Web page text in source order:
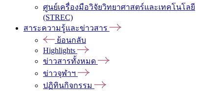
ศูนย์เครื่องมือวิจัยวิทยาศาสตร์และเทคโนโลยี
(STREC)
สาระความรู้และข่าวสาร
ย้อนกลับ
Highlights
ข่าวสารทั้งหมด
ข่าวจุฬาฯ
ปฏิทินกิจกรรม